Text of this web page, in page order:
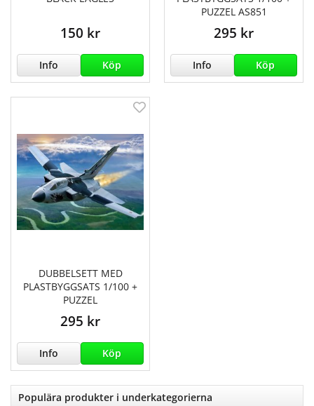
150 kr
Info Köp
PUZZEL AS851
295 kr
Info Köp
DUBBELSETT MED
PLASTBYGGSATS 1/100 +
PUZZEL
295 kr
Info Köp
Populära produkter i underkategorierna